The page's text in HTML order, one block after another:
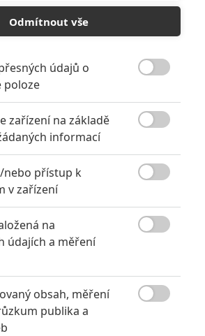
Recenze: Opičí muž
již schválené pokračování
07:11
trailer představuje akční fantasy
Odmítnout vše
údajů o
poloze
zařízení na základě
informací
nebo přístup k
v zařízení
na
údajích a měření
obsah, měření
publika a